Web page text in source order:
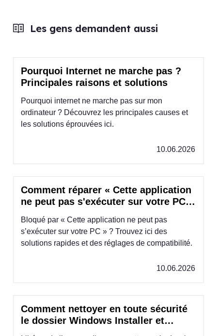
Les gens demandent aussi
Pourquoi Internet ne marche pas ?
Principales raisons et solutions
Pourquoi internet ne marche pas sur mon
ordinateur ? Découvrez les principales causes et
les solutions éprouvées ici.
10.06.2026
Comment réparer « Cette application
ne peut pas s'exécuter sur votre PC »
Bloqué par « Cette application ne peut pas
s’exécuter sur votre PC » ? Trouvez ici des
solutions rapides et des réglages de compatibilité.
10.06.2026
Comment nettoyer en toute sécurité
le dossier Windows Installer et